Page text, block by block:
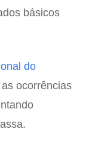
básicos
do
as ocorrências